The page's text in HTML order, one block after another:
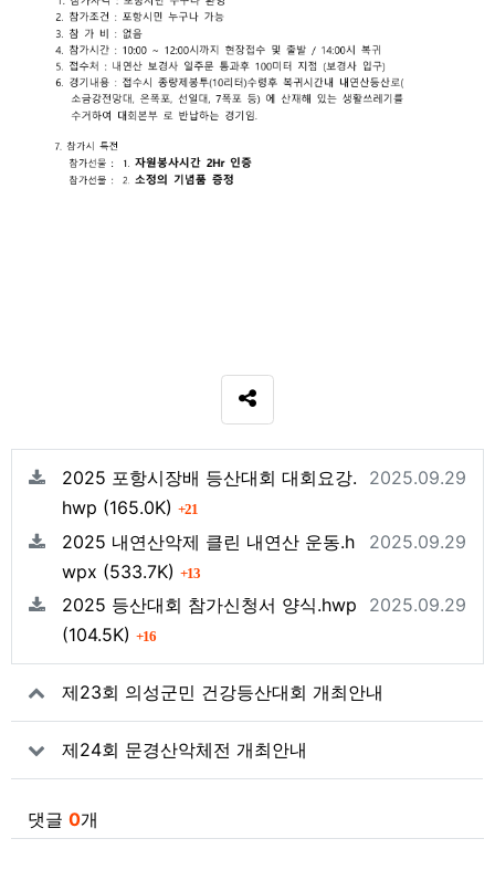
SNS 공유
관련자료
2025 포항시장배 등산대회 대회요강.
hwp 파일크기
(165.0K) 21
등록일
2025.09.29
2025 내연산악제 클린 내연산 운동.h
wpx 파일크기
(533.7K) 13회 다운로드
등록일
2025.09.29
2025 등산대회 참가신청서 양식.hwp
파일크기
(104.5K) 16회 다운로드
등록일
2025.09.29
제23회 의성군민 건강등산대회 개최안내
제24회 문경산악체전 개최안내
댓글 0개